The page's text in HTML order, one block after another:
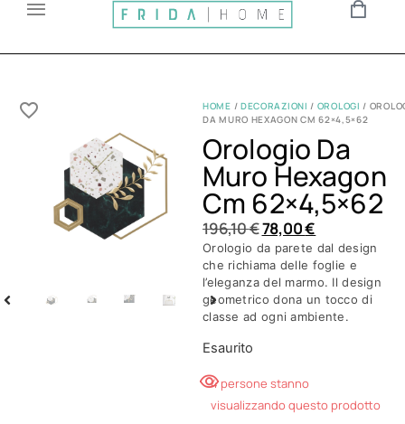
HOME / DECORAZIONI / OROLOGI /
DA MURO HEXAGON CM 62×4,5×62
Orologio Da
Muro Hexagon
Cm 62×4,5×62
196,10€78,00€
Orologio da parete dal design
che richiama delle foglie e
l’eleganza del marmo. Il design
geometrico dona un tocco di
classe ad ogni ambiente.
Esaurito
4 persone stanno
visualizzando questo prodotto